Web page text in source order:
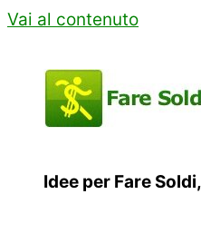
Vai al contenuto
Idee per Fare